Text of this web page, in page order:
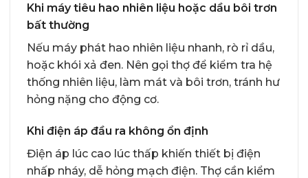
Khi máy tiêu hao nhiên liệu hoặc dầu bôi trơn
bất thường
Nếu máy phát hao nhiên liệu nhanh, rò rỉ dầu,
hoặc khói xả đen. Nên gọi thợ để kiểm tra hệ
thống nhiên liệu, làm mát và bôi trơn, tránh hư
hỏng nặng cho động cơ.
Khi điện áp đầu ra không ổn định
Điện áp lúc cao lúc thấp khiến thiết bị điện
nhấp nháy, dễ hỏng mạch điện. Thợ cần kiểm